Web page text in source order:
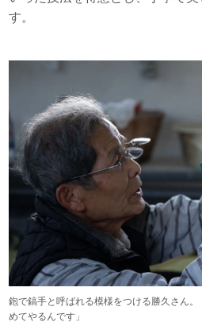
す。
鉋で鎬手と呼ばれる模様をつける勝久さん
めてやるんです」